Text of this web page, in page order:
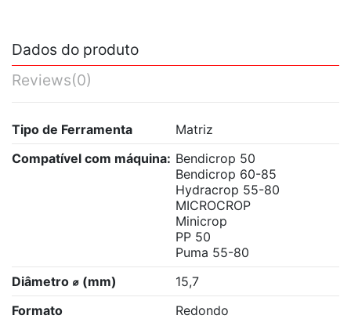
Dados do produto
Reviews(0)
Tipo de Ferramenta
Matriz
Compatível com máquina: Bendicrop 50
Bendicrop 60-85
Hydracrop 55-80
MICROCROP
Minicrop
PP 50
Puma 55-80
Diâmetro ⌀ (mm)
15,7
Formato
Redondo